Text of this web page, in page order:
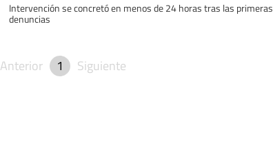
Intervención se concretó en menos de 24 horas tras las primeras
denuncias
Anterior 1 Siguiente